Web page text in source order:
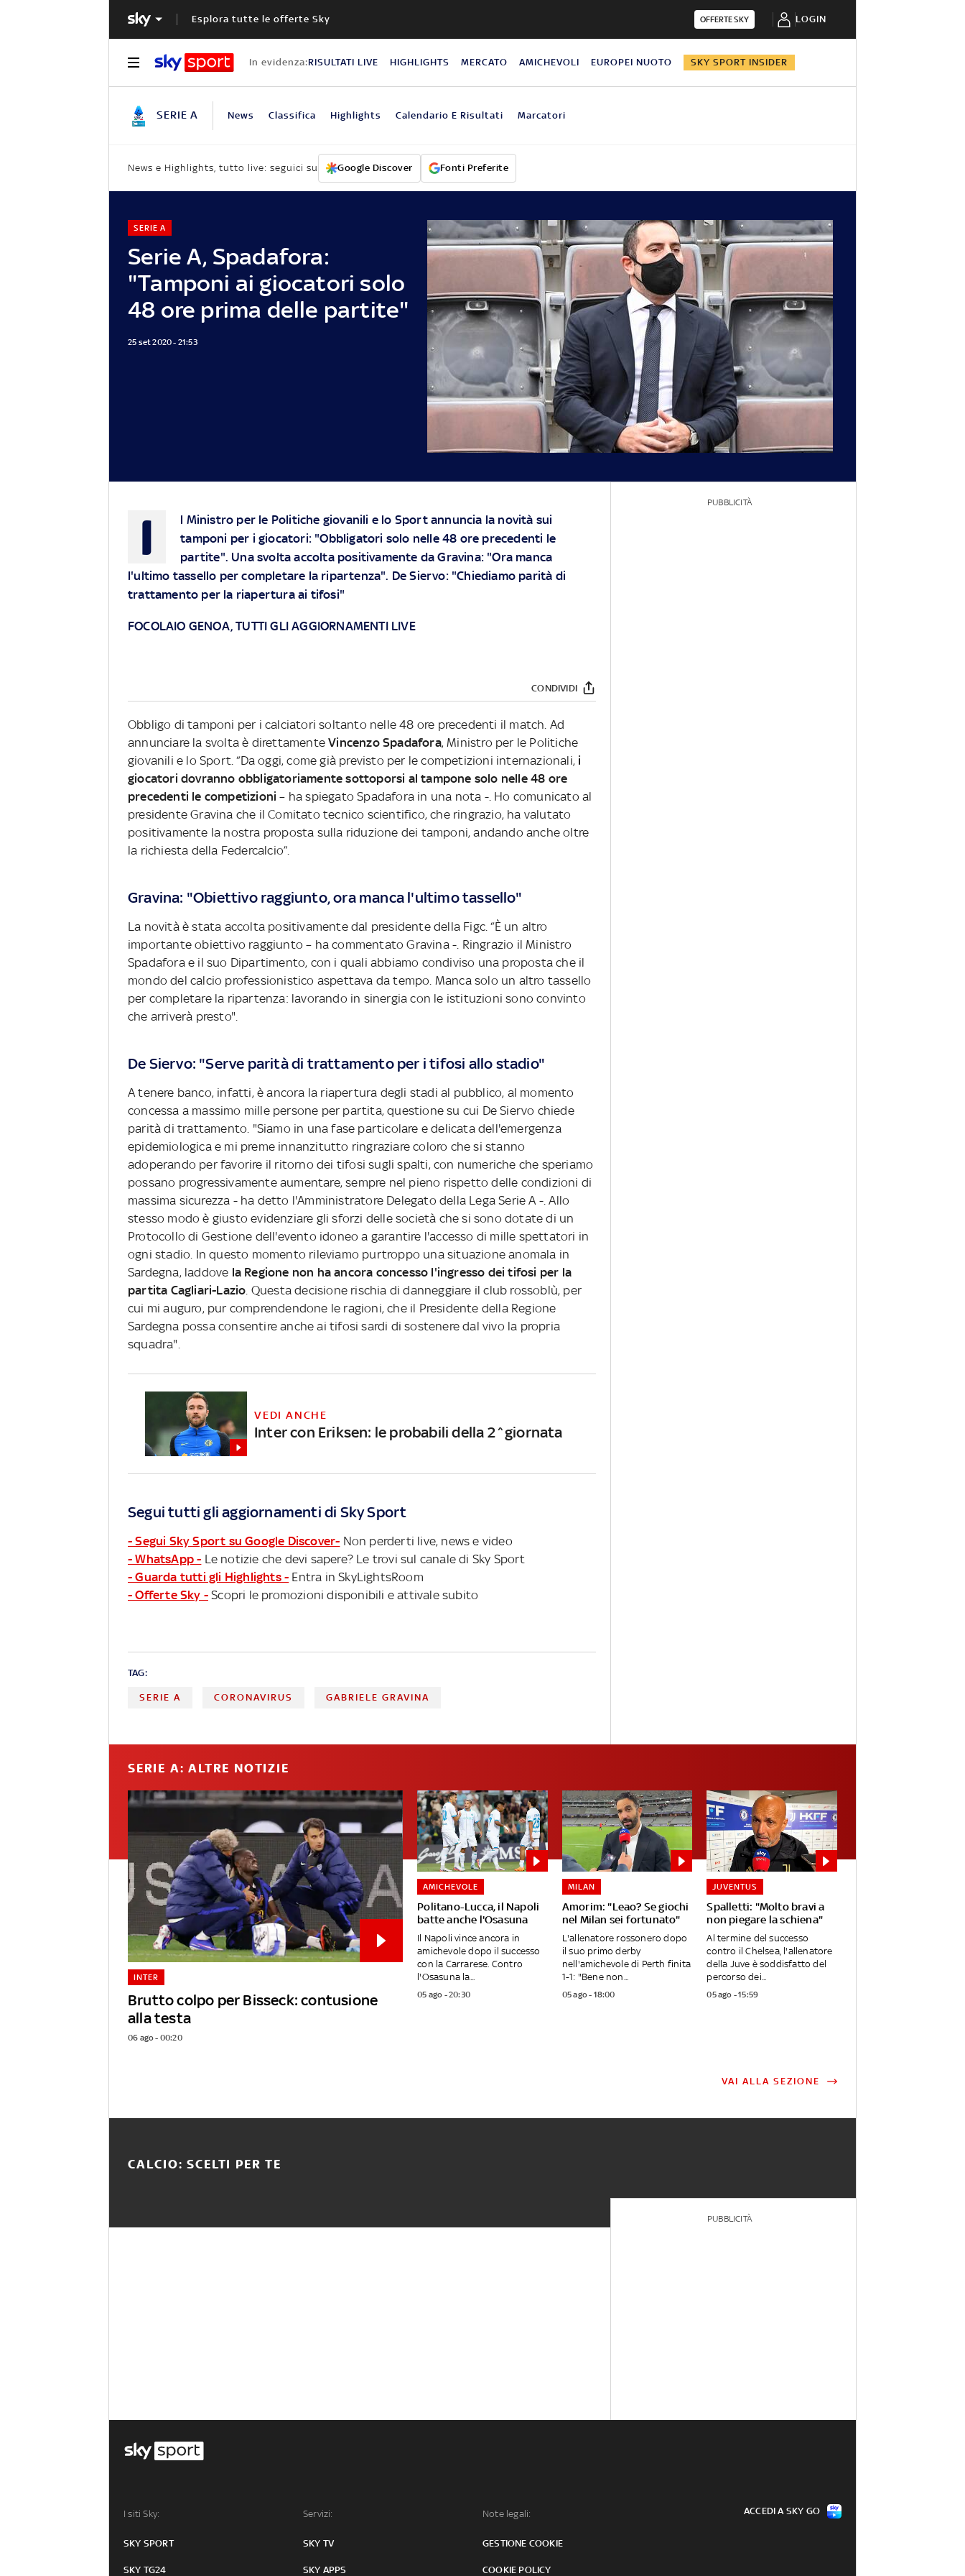
Esplora tutte le offerte Sky OFFERTE SKY LOGIN
In evidenza:RISULTATI LIVE HIGHLIGHTS MERCATO AMICHEVOLI EUROPEI NUOTO SKY SPORT INSIDER
SERIE A News Classifica Highlights Calendario E Risultati Marcatori
News e Highlights, tutto live: seguici su Google Discover Fonti Preferite
Serie A, Spadafora:
"Tamponi ai giocatori solo
48 ore prima delle partite"
SERIE A
25 set 2020 - 21:53
I
l Ministro per le Politiche giovanili e lo Sport annuncia la novità sui
tamponi per i giocatori: "Obbligatori solo nelle 48 ore precedenti le
partite". Una svolta accolta positivamente da Gravina: "Ora manca
l'ultimo tassello per completare la ripartenza". De Siervo: "Chiediamo parità di
trattamento per la riapertura ai tifosi"
FOCOLAIO GENOA, TUTTI GLI AGGIORNAMENTI LIVE
CONDIVIDI
Obbligo di tamponi per i calciatori soltanto nelle 48 ore precedenti il match. Ad
annunciare la svolta è direttamenteVincenzo Spadafora, Ministro per le Politiche
giovanili e lo Sport. “Da oggi, come già previsto per le competizioni internazionali, i
giocatori dovranno obbligatoriamente sottoporsi al tampone solo nelle 48 ore
precedenti le competizioni – ha spiegato Spadafora in una nota -. Ho comunicato al
presidente Gravina che il Comitato tecnico scientifico, che ringrazio, ha valutato
positivamente la nostra proposta sulla riduzione dei tamponi, andando anche oltre
la richiesta della Federcalcio”.
Gravina: "Obiettivo raggiunto, ora manca l'ultimo tassello"
La novità è stata accolta positivamente dal presidente della Figc. “È un altro
importante obiettivo raggiunto – ha commentato Gravina -. Ringrazio il Ministro
Spadafora e il suo Dipartimento, con i quali abbiamo condiviso una proposta che il
mondo del calcio professionistico aspettava da tempo. Manca solo un altro tassello
per completare la ripartenza: lavorando in sinergia con le istituzioni sono convinto
che arriverà presto".
De Siervo: "Serve parità di trattamento per i tifosi allo stadio"
A tenere banco, infatti, è ancora la riapertura degli stadi al pubblico, al momento
concessa a massimo mille persone per partita, questione su cui De Siervo chiede
parità di trattamento. "Siamo in una fase particolare e delicata dell'emergenza
epidemiologica e mi preme innanzitutto ringraziare coloro che si stanno
adoperando per favorire il ritorno dei tifosi sugli spalti, con numeriche che speriamo
possano progressivamente aumentare, sempre nel pieno rispetto delle condizioni di
massima sicurezza - ha detto l'Amministratore Delegato della Lega Serie A -. Allo
stesso modo è giusto evidenziare gli sforzi delle società che si sono dotate di un
Protocollo di Gestione dell'evento idoneo a garantire l'accesso di mille spettatori in
ogni stadio. In questo momento rileviamo purtroppo una situazione anomala in
Sardegna, laddove la Regione non ha ancora concesso l'ingresso dei tifosi per la
partita Cagliari-Lazio . Questa decisione rischia di danneggiare il club rossoblù, per
cui mi auguro, pur comprendendone le ragioni, che il Presidente della Regione
Sardegna possa consentire anche ai tifosi sardi di sostenere dal vivo la propria
squadra".
VEDI ANCHE
Inter con Eriksen: le probabili della 2^giornata
Segui tutti gli aggiornamenti di Sky Sport
- Segui Sky Sport su Google Discover- Non perderti live, news e video
- WhatsApp - Le notizie che devi sapere? Le trovi sul canale di Sky Sport
- Guarda tutti gli Highlights - Entra in SkyLightsRoom
- Offerte Sky - Scopri le promozioni disponibili e attivale subito
TAG:
SERIE A CORONAVIRUS GABRIELE GRAVINA
PUBBLICITÀ
SERIE A: ALTRE NOTIZIE
Brutto colpo per Bisseck: contusione
alla testa
INTER
06 ago - 00:20
Politano-Lucca, il Napoli
batte anche l'Osasuna
AMICHEVOLE
Il Napoli vince ancora in
amichevole dopo il successo
con la Carrarese. Contro
l'Osasuna la...
05 ago - 20:30
Amorim: "Leao? Se giochi
nel Milan sei fortunato"
MILAN
L'allenatore rossonero dopo
il suo primo derby
nell'amichevole di Perth finita
1-1: "Bene non...
05 ago - 18:00
Spalletti: "Molto bravi a
non piegare la schiena"
JUVENTUS
Al termine del successo
contro il Chelsea, l'allenatore
della Juve è soddisfatto del
percorso dei...
05 ago - 15:59
VAI ALLA SEZIONE
CALCIO: SCELTI PER TE
PUBBLICITÀ
I siti Sky:
SKY SPORT
SKY TG24
Servizi:
SKY TV
SKY APPS
Note legali:
GESTIONE COOKIE
COOKIE POLICY
ACCEDI A SKY GO